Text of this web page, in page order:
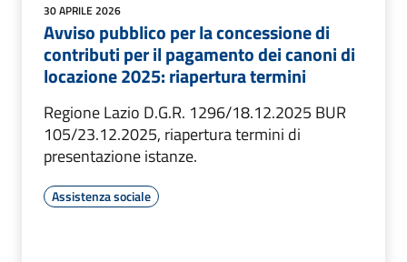
30 APRILE 2026
Avviso pubblico per la concessione di
contributi per il pagamento dei canoni di
locazione 2025: riapertura termini
Regione Lazio D.G.R. 1296/18.12.2025 BUR
105/23.12.2025, riapertura termini di
presentazione istanze.
Assistenza sociale